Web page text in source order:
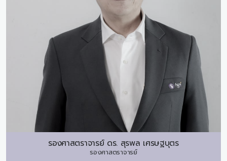
รองศาสตราจารย์ ดร. สุรพล เศรษฐบุตร
รองศาสตราจารย์